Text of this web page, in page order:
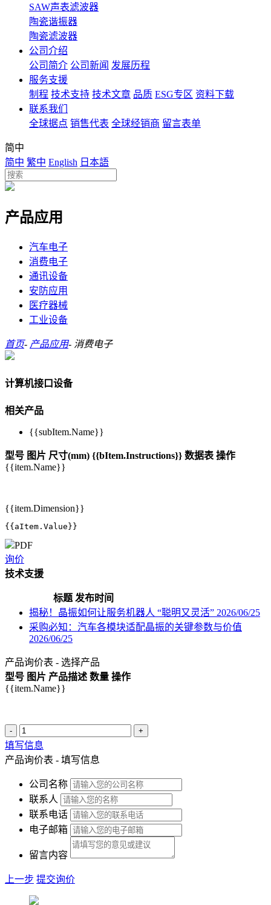
SAW声表滤波器
陶瓷谐振器
陶瓷滤波器
公司介绍
公司简介 公司新闻 发展历程
服务支援
制程 技术支持 技术文章 品质 ESG专区 资料下载
联系我们
全球据点 销售代表 全球经销商 留言表单
简中
简中 繁中 English 日本語
产品应用
汽车电子
消费电子
通讯设备
安防应用
医疗器械
工业设备
首页- 产品应用- 消费电子
计算机接口设备
相关产品
{{subItem.Name}}
型号 图片 尺寸(mm) {{bItem.Instructions}} 数据表 操作
{{item.Name}}
{{item.Dimension}}
{{aItem.Value}}
PDF
询价
技术支援
标题 发布时间
揭秘！晶振如何让服务机器人 “聪明又灵活” 2026/06/25
采购必知：汽车各模块适配晶振的关键参数与价值
2026/06/25
产品询价表 - 选择产品
型号 图片 产品描述 数量 操作
{{item.Name}}
- +
填写信息
产品询价表 - 填写信息
公司名称
联系人
联系电话
电子邮箱
留言内容
上一步 提交询价